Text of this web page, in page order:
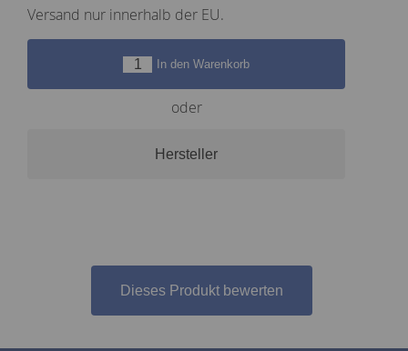
Versand nur innerhalb der EU.
In den Warenkorb
oder
Hersteller
Dieses Produkt bewerten